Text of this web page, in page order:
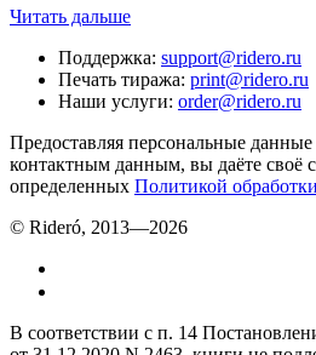
Читать дальше
Поддержка: support@ridero.ru
Печать тиража: print@ridero.ru
Наши услуги: order@ridero.ru
Предоставляя персональные
контактным данным, вы даёте своё
определенных Политикой
© Rideró, 2013—2026
В соответствии с п. 14